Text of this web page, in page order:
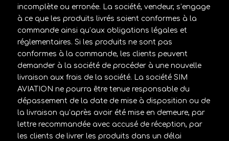
incomplète ou erronée. La société, vendeur, s’engage
à ce que les produits livrés soient conformes à la
commande ainsi qu’aux obligations légales et
réglementaires. Si les produits ne sont pas
conformes à la commande, les clients peuvent
demander à la société de procéder à une nouvelle
livraison aux frais de la société. La société SIM
AVIATION ne pourra être tenue responsable du
dépassement de la date de mise à disposition ou de
la livraison qu’après avoir été mise en demeure, par
lettre recommandée avec accusé de réception, par
les clients de livrer les produits dans un délai